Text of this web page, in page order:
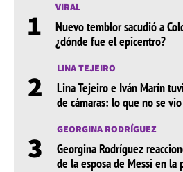
1 VIRAL
Nuevo temblor sacudió a
¿dónde fue el epicentro?
2 LINA TEJEIRO
Lina Tejeiro e Iván Marín
de cámaras: lo que no se
3 GEORGINA RODRÍGUEZ
Georgina Rodríguez
de la esposa de Messi en la